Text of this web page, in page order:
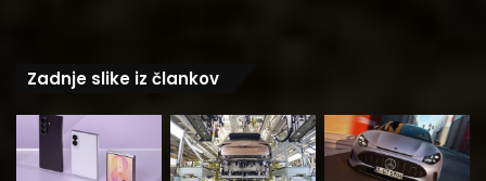
Zadnje slike iz člankov